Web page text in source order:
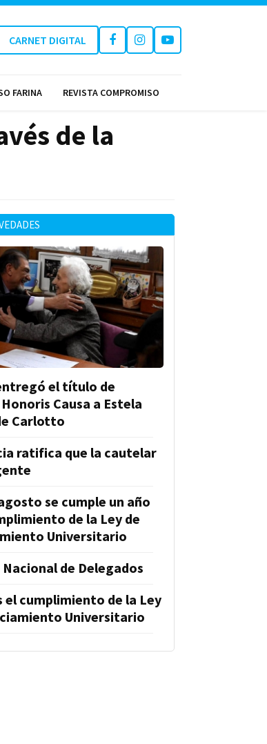
CARNET DIGITAL
FARINA REVISTA COMPROMISO
de la
el título de
Causa a Estela
Carlotto
ratifica que la cautelar
se cumple un año
de la Ley de
Universitario
de Delegados
el cumplimiento de la Ley
Universitario